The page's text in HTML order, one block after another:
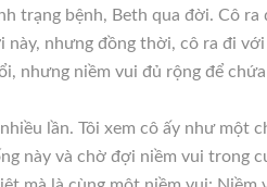
trạng bệnh, Beth qua đời. Cô
này, nhưng đồng thời, cô ra đi
nhưng niềm vui đủ rộng để
lần. Tôi xem cô ấy như một
này và chờ đợi niềm vui trong